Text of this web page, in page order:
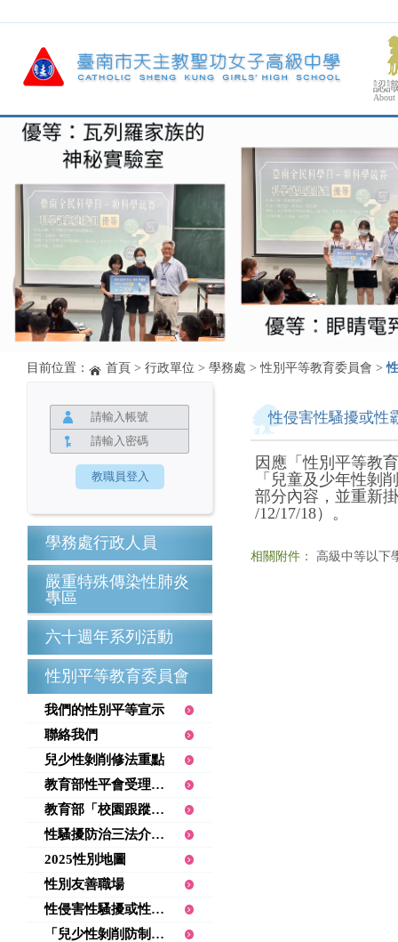
認
About
目前位置： 首頁 > 行政單位 > 學務處 >性別平等教育委員會 >
學務處行政人員
嚴重特殊傳染性肺炎
專區
六十週年系列活動
性別平等教育委員會
我們的性別平等宣示
聯絡我們
兒少性剝削修法重點
教育部性平會受理學生提案機制
教育部「校園跟蹤騷擾防制工作手冊」
性騷擾防治三法介紹及案例分享
2025性別地圖
性別友善職場
性侵害性騷擾或性霸凌行為人防治教育手冊
「兒少性剝削防制教育」相關素材
性侵害性騷擾或性
因應「性別平等教
「兒童及少年性剝
部分內容，並重新掛
/12/17/18）。
相關附件： 高級中等以下